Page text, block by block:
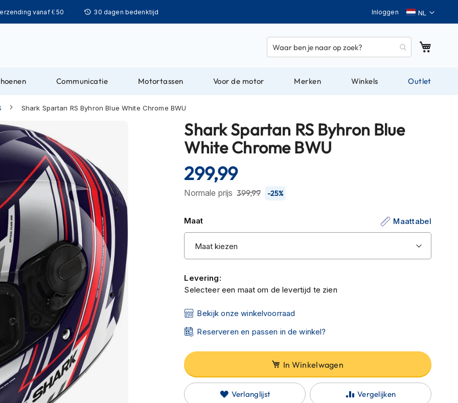
vanaf € 50 30 dagen bedenktijd Taal
Inloggen
Communicatie Motortassen Voor de motor Merken Winkels Outlet
Shark Spartan RS Byhron Blue White Chrome BWU
Shark Spartan RS Byhron Blue
White Chrome BWU
Normale prijs 399,99 -25%
299,99
Maat Maattabel
Levering:
Selecteer een maat om de levertijd te zien
Bekijk onze winkelvoorraad
Reserveren en passen in de winkel?
In Winkelwagen
Verlanglijst Vergelijken